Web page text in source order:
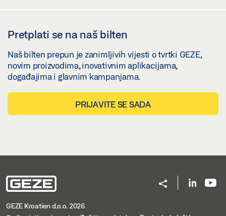
Pretplati se na naš bilten
Naš bilten prepun je zanimljivih vijesti o tvrtki GEZE,
novim proizvodima, inovativnim aplikacijama,
događajima i glavnim kampanjama.
PRIJAVITE SE SADA
GEZE Kroatien d.o.o. 2026